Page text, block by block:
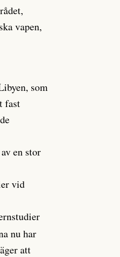
vapen,
som
fast
en stor
vid
nu har
att